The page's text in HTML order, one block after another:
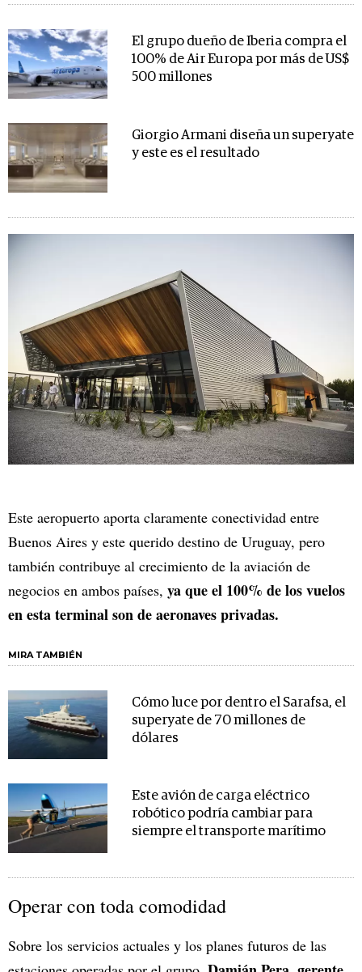
El grupo dueño de Iberia compra el
100% de Air Europa por más de US$
500 millones
Giorgio Armani diseña un superyate
y este es el resultado
Este aeropuerto aporta claramente conectividad entre
Buenos Aires y este querido destino de Uruguay, pero
también contribuye al crecimiento de la aviación de
negocios en ambos países, ya que el 100% de los vuelos
en esta terminal son de aeronaves privadas.
MIRA TAMBIÉN
Cómo luce por dentro el Sarafsa, el
superyate de 70 millones de
dólares
Este avión de carga eléctrico
robótico podría cambiar para
siempre el transporte marítimo
Operar con toda comodidad
Sobre los servicios actuales y los planes futuros de las